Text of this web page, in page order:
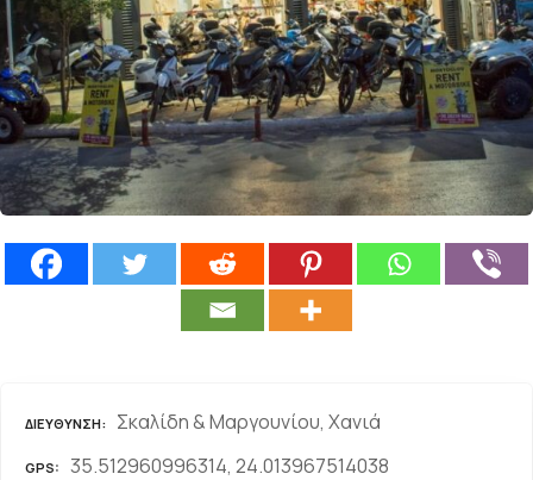
ε
ν
ο
ΔΙΕΎΘΥΝΣΗ Σκαλίδη & Μαργουνίου, Χανιά
GPS 35.512960996314, 24.013967514038